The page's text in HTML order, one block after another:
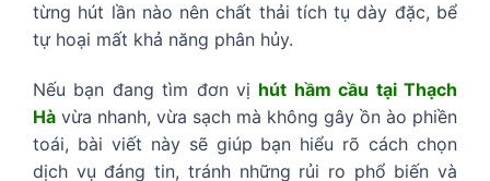
từng hút lần nào nên chất thải tích tụ dày đặc, bể
tự hoại mất khả năng phân hủy.
Nếu bạn đang tìm đơn vị hút hầm cầu tại Thạch
Hà vừa nhanh, vừa sạch mà không gây ồn ào phiền
toái, bài viết này sẽ giúp bạn hiểu rõ cách chọn
dịch vụ đáng tin, tránh những rủi ro phổ biến và